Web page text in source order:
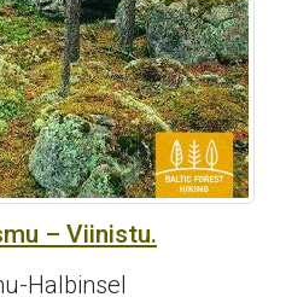
– Viinistu.
Halbinsel